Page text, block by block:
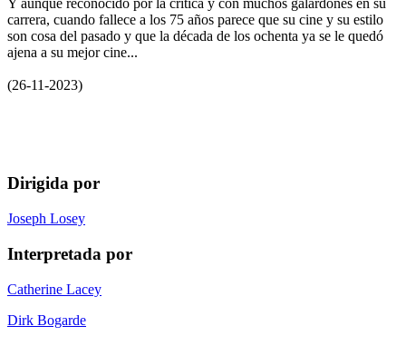
carrera, cuando fallece a los 75 años parece que su cine y su estilo
son cosa del pasado y que la década de los ochenta ya se le quedó
ajena a su mejor cine...
(26-11-2023)
Dirigida por
Joseph Losey
Interpretada por
Catherine Lacey
Dirk Bogarde